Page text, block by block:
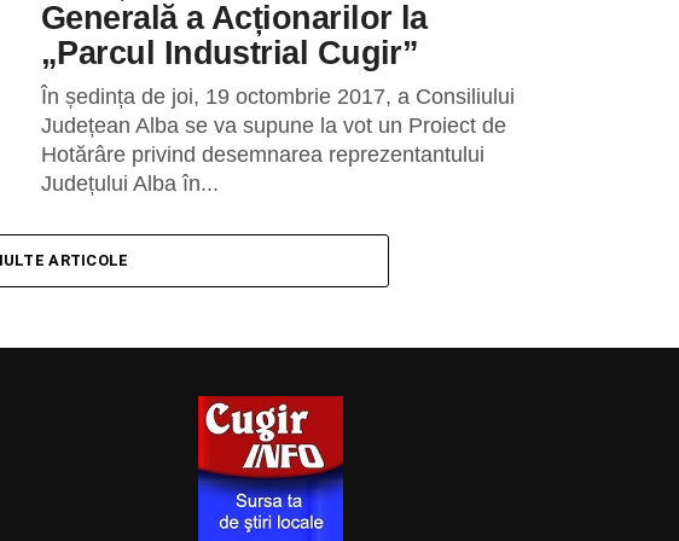
Generală a Acționarilor la
„Parcul Industrial Cugir”
În ședința de joi, 19 octombrie 2017, a Consiliului
Județean Alba se va supune la vot un Proiect de
Hotărâre privind desemnarea reprezentantului
Județului Alba în...
ARTICOLE